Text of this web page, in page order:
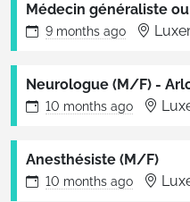
9 months ago
Neurologue (M/F) -
10 months ago
Anesthésiste (M/F)
10 months ago